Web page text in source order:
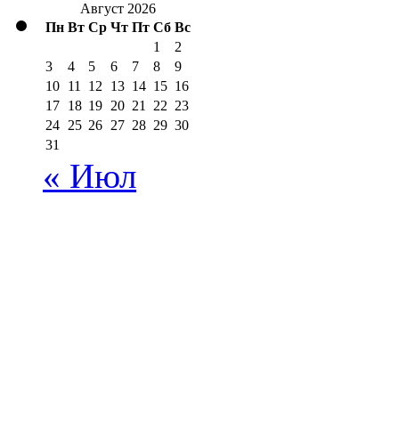
Август 2026
Пн Вт Ср Чт Пт Сб Вс
1
2
3
4 5 6 7 8
9
10 11 12 13 14 15 16
17 18 19 20 21 22 23
24 25 26 27 28 29 30
31
« Июл